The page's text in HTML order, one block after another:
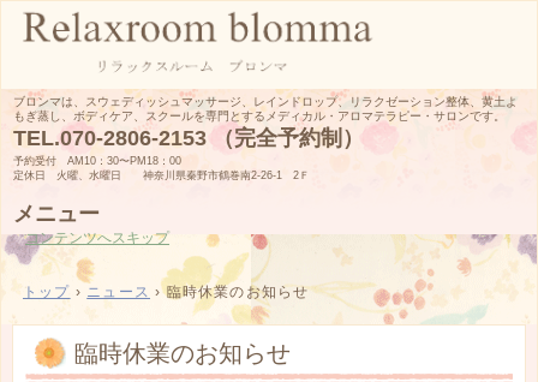
ブロンマは、スウェディッシュマッサージ、レインドロップ、リラクゼーション整体、黄土よ
もぎ蒸し、ボディケア、スクールを専門とするメディカル・アロマテラピー・サロンです。
TEL.070-2806-2153 （完全予約制）
予約受付 AM10：30〜PM18：00
定休日 火曜、水曜日 神奈川県秦野市鶴巻南2-26-1 2Ｆ
メニュー
コンテンツへスキップ
トップ › ニュース › 臨時休業のお知らせ
臨時休業のお知らせ